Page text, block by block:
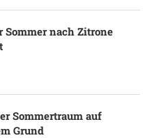
Sommer nach Zitrone
Sommertraum auf
Grund